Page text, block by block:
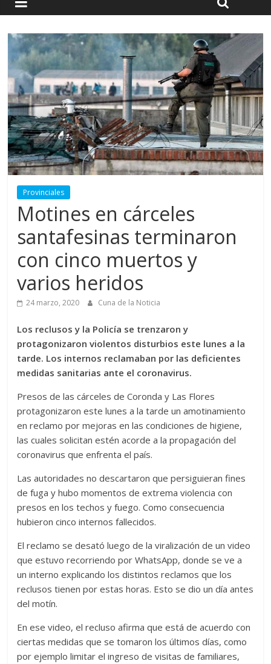
Provinciales
Motines en cárceles
santafesinas terminaron
con cinco muertos y
varios heridos
24 marzo, 2020 Cuna de la Noticia
Los reclusos y la Policía se trenzaron y
protagonizaron violentos disturbios este lunes a la
tarde. Los internos reclamaban por las deficientes
medidas sanitarias ante el coronavirus.
Presos de las cárceles de Coronda y Las Flores
protagonizaron este lunes a la tarde un amotinamiento
en reclamo por mejoras en las condiciones de higiene,
las cuales solicitan estén acorde a la propagación del
coronavirus que enfrenta el país.
Las autoridades no descartaron que persiguieran fines
de fuga y hubo momentos de extrema violencia con
presos en los techos y fuego. Como consecuencia
hubieron cinco internos fallecidos.
El reclamo se desató luego de la viralización de un video
que estuvo recorriendo por WhatsApp, donde se ve a
un interno explicando los distintos reclamos que los
reclusos tienen por estas horas. Esto se dio un día antes
del motín.
En ese video, el recluso afirma que está de acuerdo con
ciertas medidas que se tomaron los últimos días, como
por ejemplo limitar el ingreso de visitas de familiares,